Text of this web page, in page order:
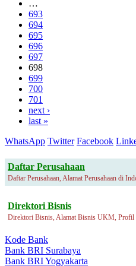
…
693
694
695
696
697
698
699
700
701
next ›
last »
WhatsApp Twitter Facebook
Daftar Perusahaan
Daftar Perusahaan, Alamat Perusahaan di
Direktori Bisnis
Direktori Bisnis, Alamat Bisnis UKM, Profil
Kode Bank
Bank BRI Surabaya
Bank BRI Yogyakarta